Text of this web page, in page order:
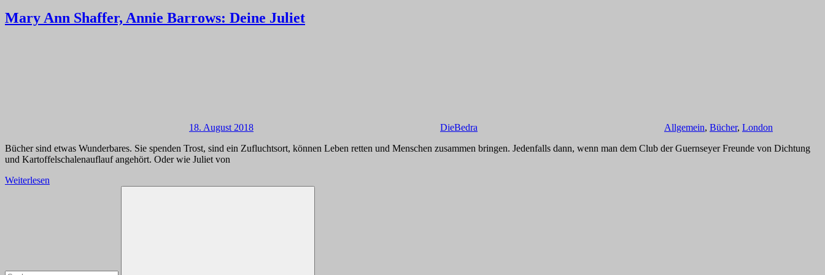
Mary Ann Shaffer, Annie Barrows: Deine Juliet
18. August 2018 DieBedra Allgemein, Bücher, London
Bücher sind etwas Wunderbares. Sie spenden Trost, sind ein Zufluchtsort, können Leben retten und Menschen zusammen bringen. Jedenfalls dann, wenn man dem Club der Guernseyer Freunde von Dichtung
und Kartoffelschalenauflauf angehört. Oder wie Juliet von
Weiterlesen